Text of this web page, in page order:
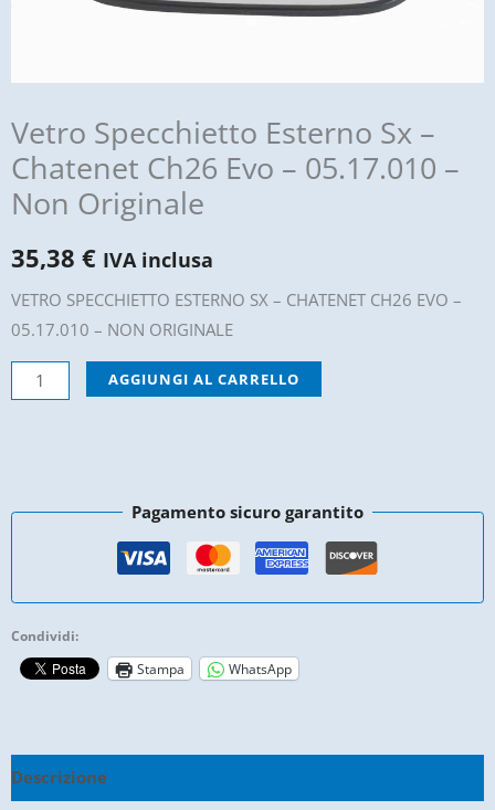
Vetro Specchietto Esterno Sx –
Chatenet Ch26 Evo – 05.17.010 –
Non Originale
35,38 € IVA inclusa
VETRO SPECCHIETTO ESTERNO SX – CHATENET CH26 EVO –
05.17.010 – NON ORIGINALE
Vetro
Specchietto
Chatenet
05.17.010
quantità
AGGIUNGI AL CARRELLO
Pagamento sicuro garantito
Condividi:
Stampa
WhatsApp
Descrizione